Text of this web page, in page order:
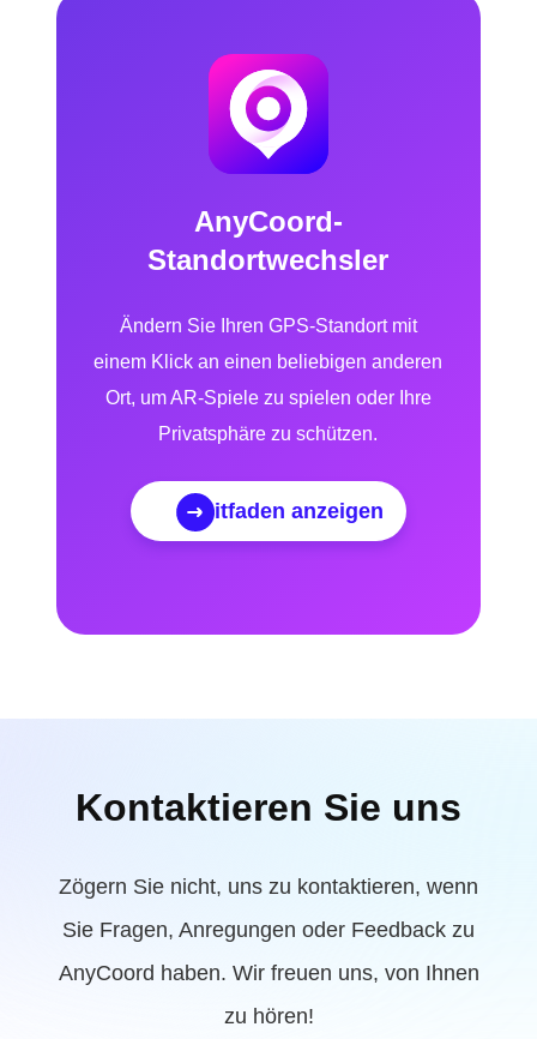
AnyCoord-
Standortwechsler
Ändern Sie Ihren GPS-Standort mit
einem Klick an einen beliebigen anderen
Ort, um AR-Spiele zu spielen oder Ihre
Privatsphäre zu schützen.
Leitfaden anzeigen
Kontaktieren Sie uns
Zögern Sie nicht, uns zu kontaktieren, wenn
Sie Fragen, Anregungen oder Feedback zu
AnyCoord haben. Wir freuen uns, von Ihnen
zu hören!